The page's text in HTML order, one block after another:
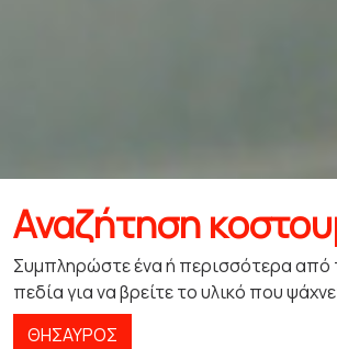
Αναζήτηση
Συμπληρώστε ένα ή περισσότερα
πεδία για να βρείτε το υλικό που
ΘΗΣΑΥΡΌΣ